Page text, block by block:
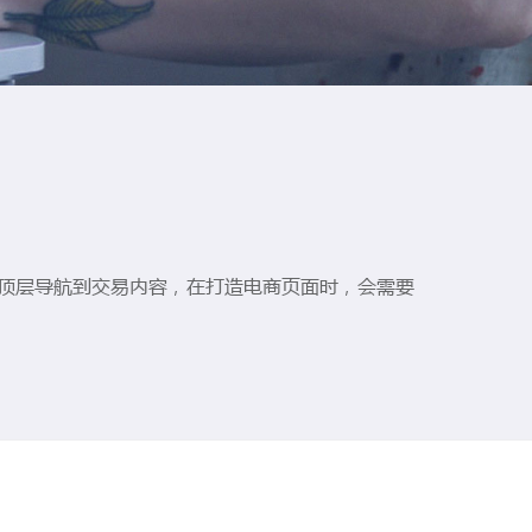
层导航到交易内容，在打造电商页面时，会需要